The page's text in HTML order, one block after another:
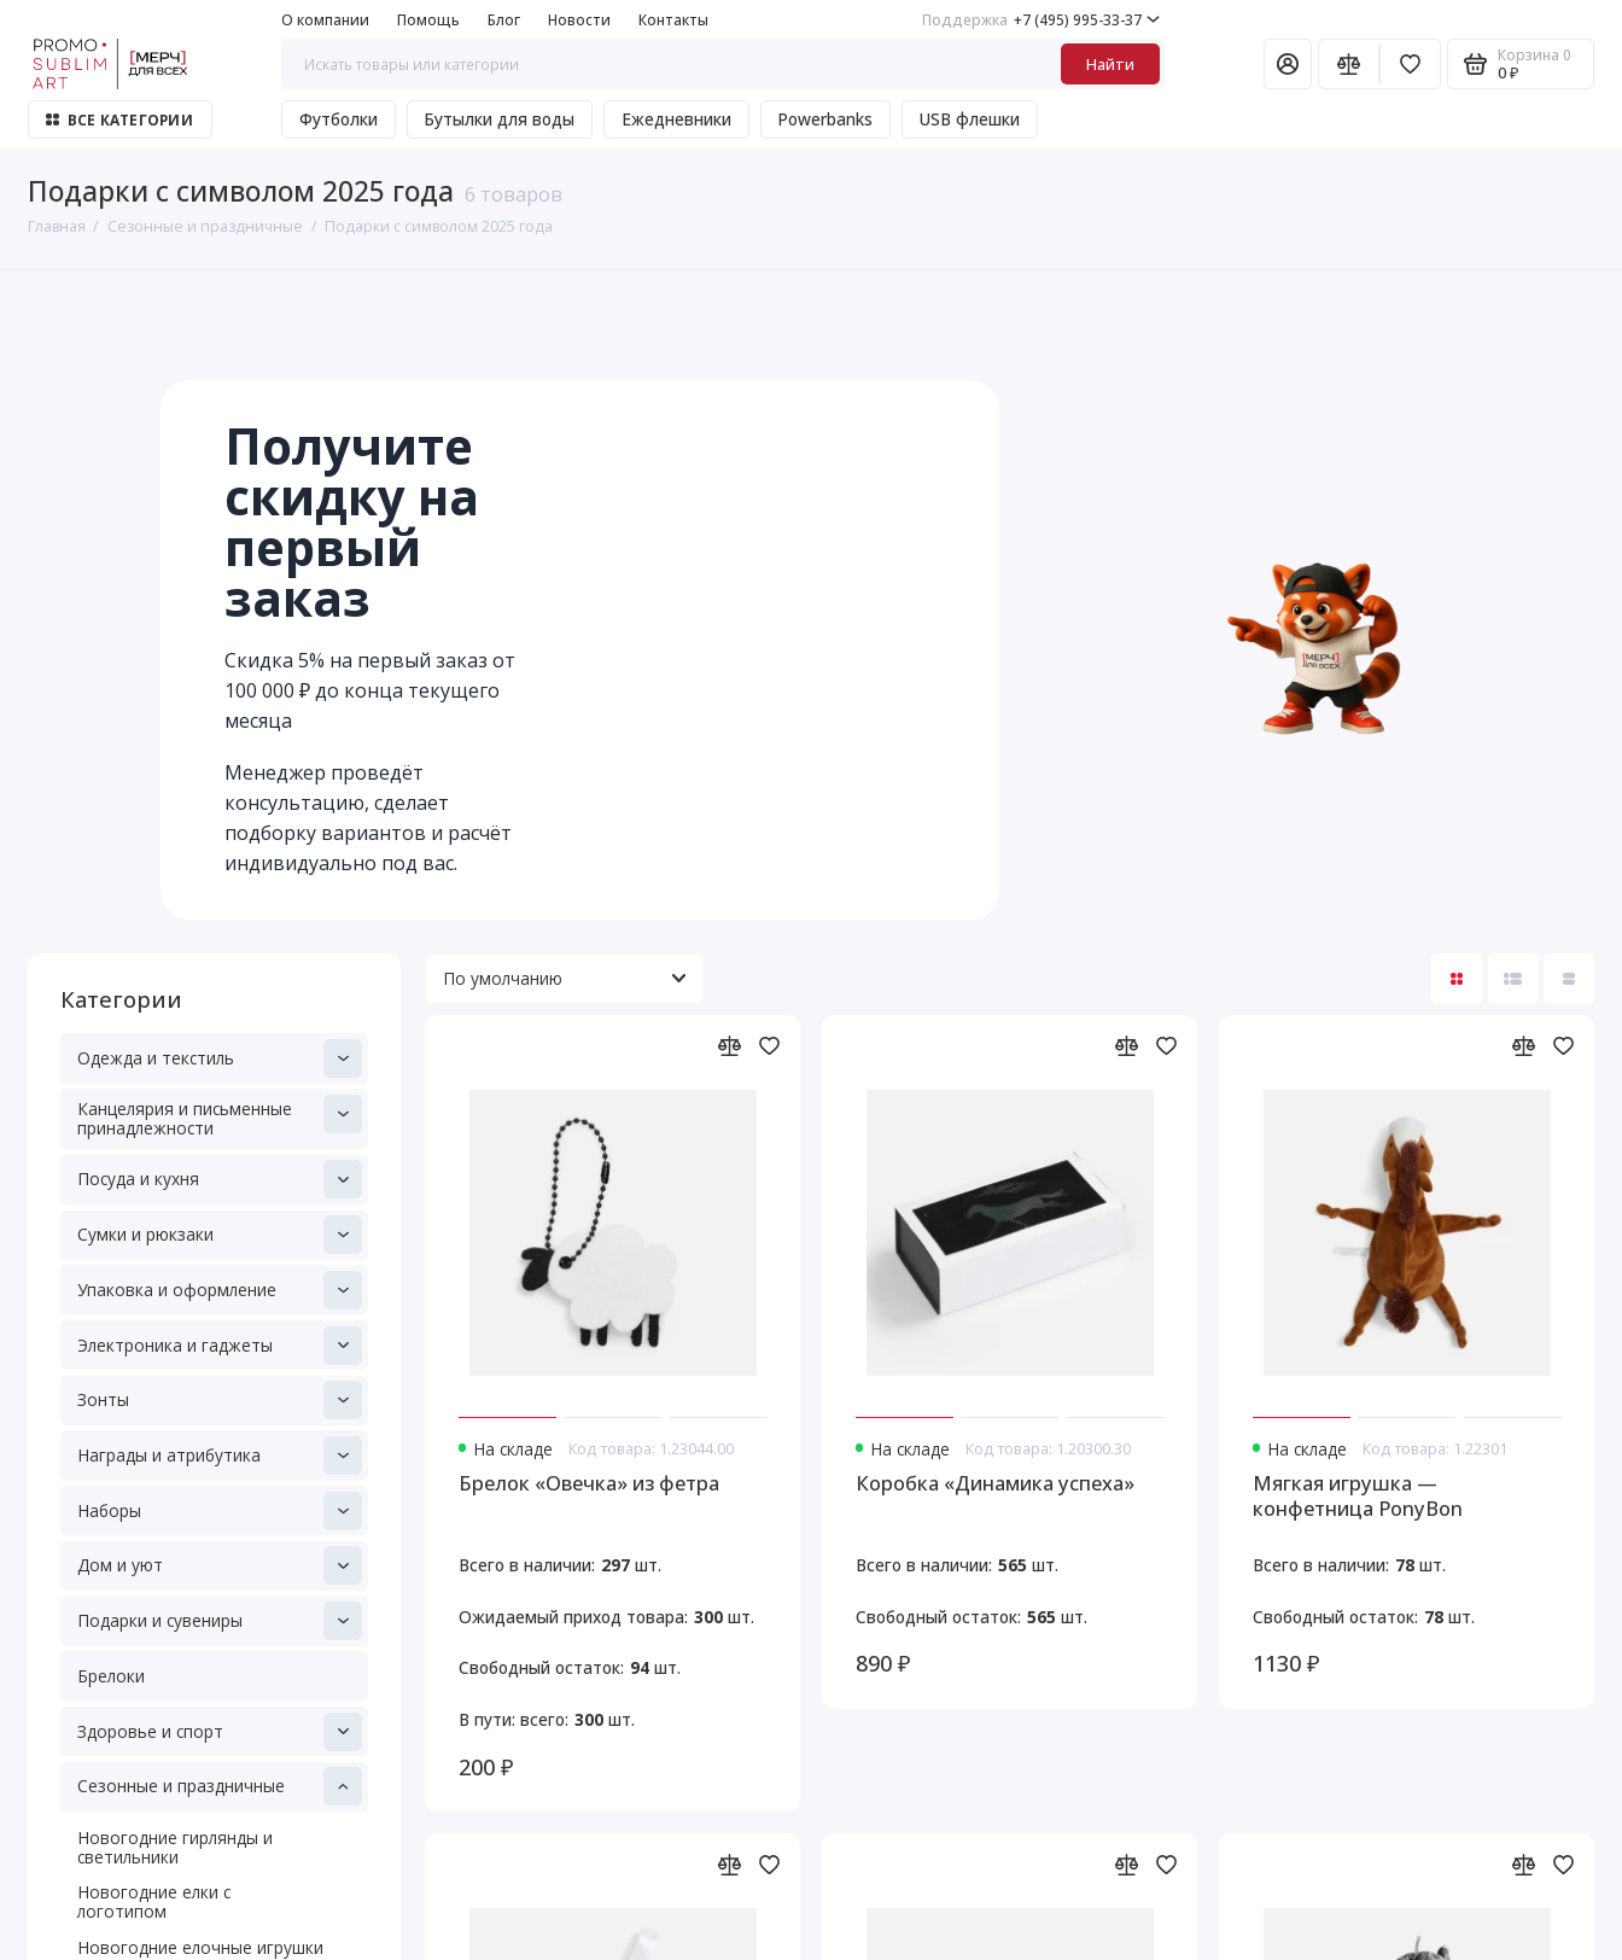
О компании Помощь Блог Новости Контакты Поддержка +7 (495) 995-33-37
Найти Корзина 0
0 ₽
ВСЕ КАТЕГОРИИ Футболки Бутылки для воды Ежедневники Powerbanks USB флешки
Подарки с символом 2025 года 6 товаров
Главная Сезонные и праздничные Подарки с символом 2025 года
Получите
скидку на
первый
заказ
Скидка 5% на первый заказ от
100 000 ₽ до конца текущего
месяца
Менеджер проведёт
консультацию, сделает
подборку вариантов и расчёт
индивидуально под вас.
Категории
Одежда и текстиль
Канцелярия и письменные
принадлежности
Посуда и кухня
Сумки и рюкзаки
Упаковка и оформление
Электроника и гаджеты
Зонты
Награды и атрибутика
Наборы
Дом и уют
Подарки и сувениры
Брелоки
Здоровье и спорт
Сезонные и праздничные
Новогодние гирлянды и
светильники
Новогодние елки с
логотипом
Новогодние елочные игрушки
На складе Код товара: 1.23044.00
Брелок «Овечка» из фетра
Всего в наличии: 297шт.
Ожидаемый приход товара: 300шт.
Свободный остаток: 94шт.
В пути: всего: 300шт.
200 ₽
На складе Код товара: 1.20300.30
Коробка «Динамика успеха»
Всего в наличии: 565 шт.
Свободный остаток: 565 шт.
890 ₽
На складе Код товара: 1.22301
Мягкая игрушка —
конфетница PonyBon
Всего в наличии: 78шт.
Свободный остаток: 78шт.
1130 ₽